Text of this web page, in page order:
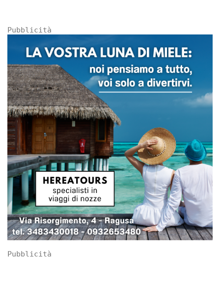
Pubblicità
Pubblicità